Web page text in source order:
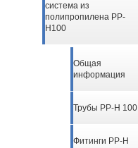
система из
полипропилена PP-
H100
Общая
информация
Трубы PP-H 100
Фитинги PP-H